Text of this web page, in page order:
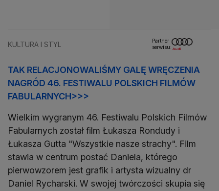
KULTURA I STYL
Partner
serwisu:
TAK RELACJONOWALIŚMY GALĘ WRĘCZENIA
NAGRÓD 46. FESTIWALU POLSKICH FILMÓW
FABULARNYCH>>>
Wielkim wygranym 46. Festiwalu Polskich Filmów
Fabularnych został film Łukasza Rondudy i
Łukasza Gutta "Wszystkie nasze strachy". Film
stawia w centrum postać Daniela, którego
pierwowzorem jest grafik i artysta wizualny dr
Daniel Rycharski. W swojej twórczości skupia się